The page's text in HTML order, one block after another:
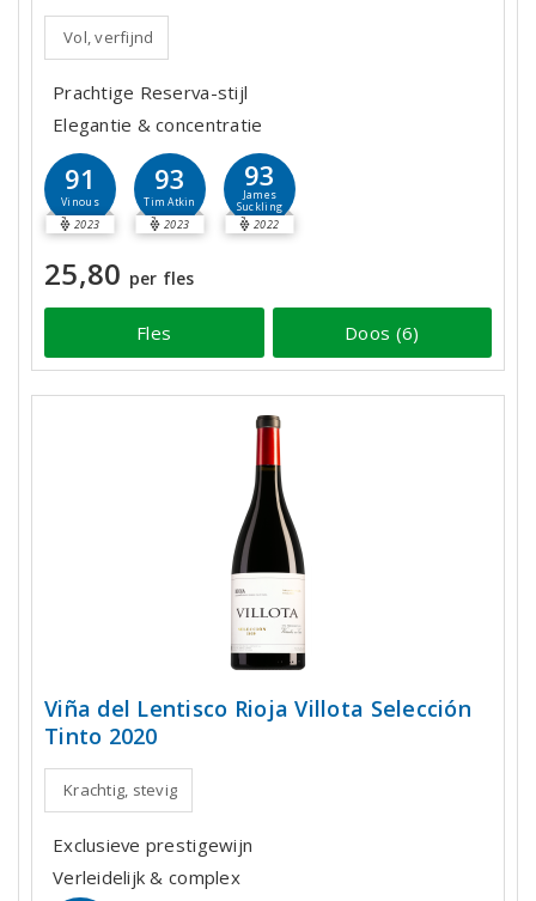
Vol, verfijnd
Prachtige Reserva-stijl
Elegantie & concentratie
91
Vinous
2023
93
Tim Atkin
2023
93
James
Suckling
2022
25,80 per fles
Fles Doos (6)
Viña del Lentisco Rioja Villota Selección
Tinto 2020
Krachtig, stevig
Exclusieve prestigewijn
Verleidelijk & complex